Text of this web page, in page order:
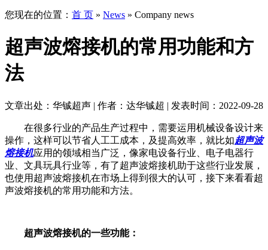
您现在的位置： 首 页 » News » Company news
超声波熔接机的常用功能和方
法
文章出处：华铖超声 | 作者：达华铖超 | 发表时间：2022-09-28
在很多行业的产品生产过程中，需要运用机械设备设计来
操作，这样可以节省人工工成本，及提高效率，就比如超声波
熔接机应用的领域相当广泛，像家电设备行业、电子电器行
业、文具玩具行业等，有了超声波熔接机助于这些行业发展，
也使用超声波熔接机在市场上得到很大的认可，接下来看看超
声波熔接机的常用功能和方法。
超声波熔接机的一些功能：